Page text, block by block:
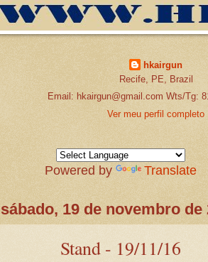
hkairgun
Recife, PE, Brazil
Email: hkairgun@gmail.com Wts/Tg:
Ver meu perfil completo
Powered by Translate
sábado, 19 de novembro de
Stand - 19/11/16